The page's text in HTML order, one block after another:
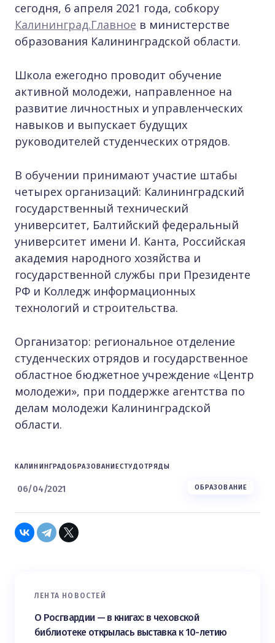
сегодня, 6 апреля 2021 года, собкору
Калининград.Главное в министерстве
образования Калининградской области.
Школа ежегодно проводит обучение
активной молодежи, направленное на
развитие личностных и управленческих
навыков и выпускает будущих
руководителей студенческих отрядов.
В обучении принимают участие штабы
четырех организаций: Калининградский
государственный технический
университет, Балтийский федеральный
университет имени И. Канта, Российская
академия народного хозяйства и
государственной службы при Президенте
РФ и Колледж информационных
технологий и строительства.
Организатор: региональное отделение
студенческих отрядов и государственное
областное бюджетное учреждение «Центр
молодежи», при поддержке агентства по
делам молодежи Калининградской
области.
КАЛИНИНГРАДОБРАЗОВАНИЕСТУДОТРЯДЫ
06/04/2021 ОБРАЗОВАНИЕ
ЛЕНТА НОВОСТЕЙ
О Росгвардии — в книгах: в чеховской
библиотеке открылась выставка к 10-летию